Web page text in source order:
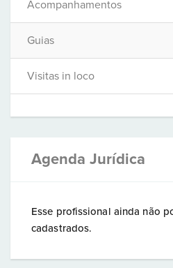
Acompanhamentos
Guias
Visitas in loco
Agenda Jurídica
Esse profissional ainda não
cadastrados.